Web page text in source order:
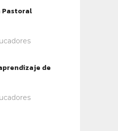
Pastoral
de